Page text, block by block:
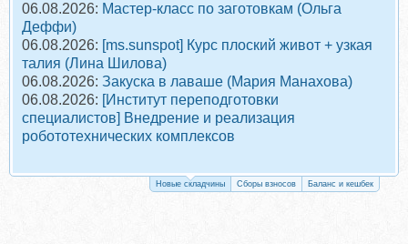
06.08.2026: Мастер-класс по заготовкам (Ольга
Деффи)
06.08.2026: [ms.sunspot] Курс плоский живот + узкая
талия (Лина Шилова)
06.08.2026: Закуска в лаваше (Мария Манахова)
06.08.2026: [Институт переподготовки
специалистов] Внедрение и реализация
робототехнических комплексов
Новые складчины Сборы взносов Баланс и кешбек